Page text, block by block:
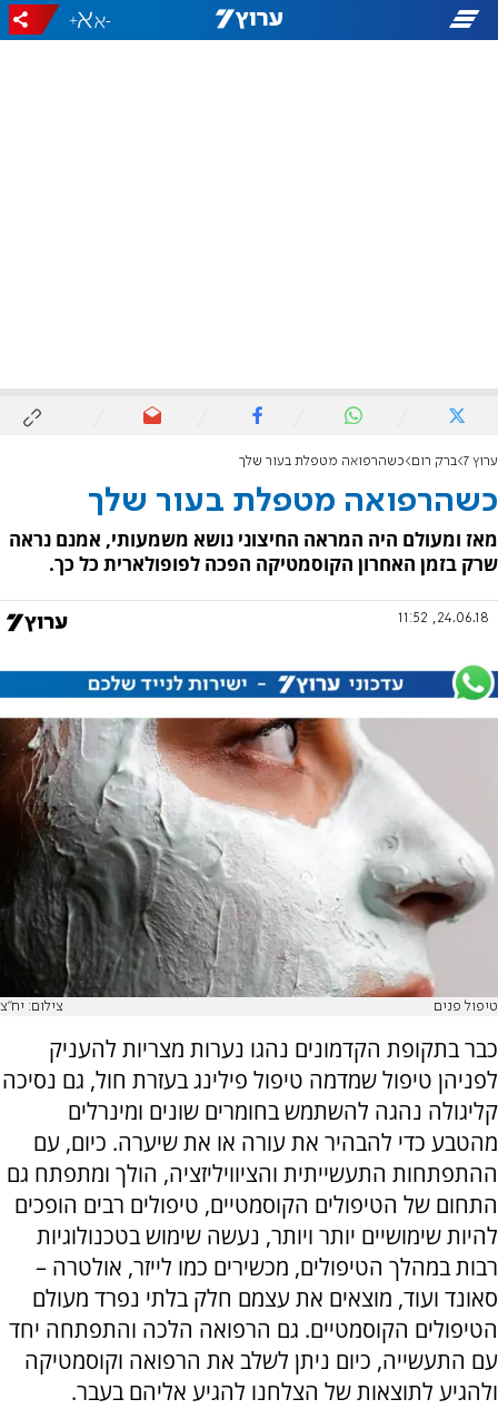
-
+
ערוץ 7 ברק רום כשהרפואה מטפלת בעור שלך
כשהרפואה מטפלת בעור שלך
מאז ומעולם היה המראה החיצוני נושא משמעותי, אמנם נראה
שרק בזמן האחרון הקוסמטיקה הפכה לפופולארית כל כך.
24.06.18, 11:52
טיפול פנים צילום: יח"צ
כבר בתקופת הקדמונים נהגו נערות מצריות להעניק
לפניהן טיפול שמדמה טיפול פילינג בעזרת חול, גם נסיכה
קליגולה נהגה להשתמש בחומרים שונים ומינרלים
מהטבע כדי להבהיר את עורה או את שיערה. כיום, עם
ההתפתחות התעשייתית והציוויליזציה, הולך ומתפתח גם
התחום של הטיפולים הקוסמטיים, טיפולים רבים הופכים
להיות שימושיים יותר ויותר, נעשה שימוש בטכנולוגיות
רבות במהלך הטיפולים, מכשירים כמו לייזר, אולטרה –
סאונד ועוד, מוצאים את עצמם חלק בלתי נפרד מעולם
הטיפולים הקוסמטיים. גם הרפואה הלכה והתפתחה יחד
עם התעשייה, כיום ניתן לשלב את הרפואה וקוסמטיקה
ולהגיע לתוצאות של הצלחנו להגיע אליהם בעבר.